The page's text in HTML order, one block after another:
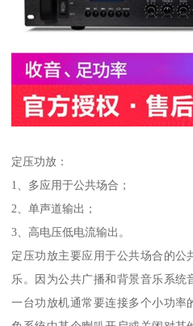
定压功放：
1、多应用于公共场合；
2、单声道输出；
3、高电压低电流输出。
定压功放主要应用于公共场合的公
乐。因为公共广播和背景音乐系统
一台功放机通常要连接多个小功率